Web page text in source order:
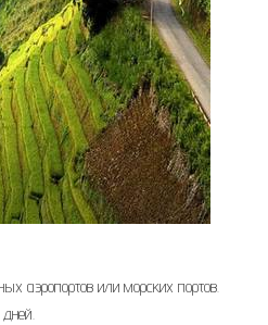
аэропортов или морских портов.